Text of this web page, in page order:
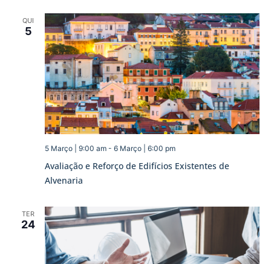
QUI
5
Avaliação e Reforço de Edifícios Existentes de
Alvenaria
5 Março | 9:00 am- 6 Março | 6:00 pm
TER
24